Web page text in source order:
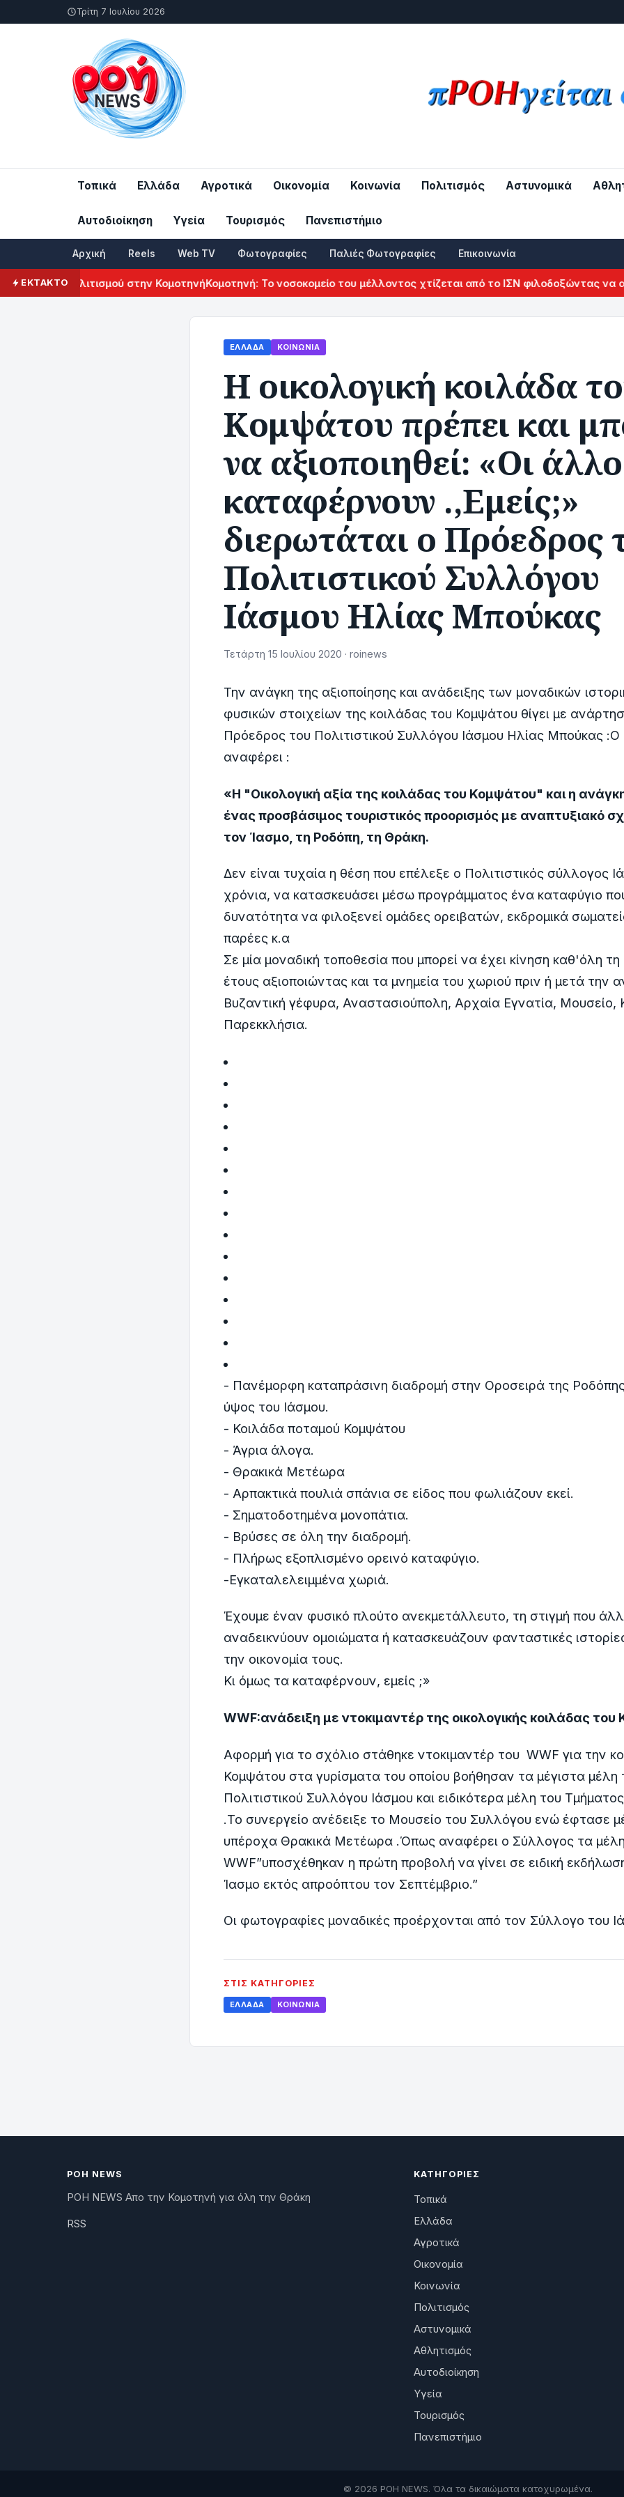
Τρίτη 7 Ιουλίου 2026
Τοπικά Ελλάδα Αγροτικά Οικονομία Κοινωνία Πολιτισμός Αστυνομικά
Αυτοδιοίκηση Υγεία Τουρισμός Πανεπιστήμιο
Αρχική Reels Web TV Φωτογραφίες Παλιές Φωτογραφίες Επικοινωνία
ΕΚΤΑΚΤΟ
Πολιτισμού στην ΚομοτηνήΚομοτηνή: Το νοσοκομείο του μέλλοντος χτίζεται από το ΙΣΝ φιλοδοξώντας να
ΕΛΛΆΔΑ ΚΟΙΝΩΝΊΑ
Η οικολογική κοιλάδα
Κομψάτου πρέπει και
να αξιοποιηθεί: «Οι
καταφέρνουν .,Εμείς;»
διερωτάται ο Πρόεδρος
Πολιτιστικού Συλλόγου
Ιάσμου Ηλίας Μπούκας
Τετάρτη 15 Ιουλίου 2020 · roinews
Την ανάγκη της αξιοποίησης και ανάδειξης των μοναδικών
φυσικών στοιχείων της κοιλάδας του Κομψάτου θίγει με
Πρόεδρος του Πολιτιστικού Συλλόγου Ιάσμου Ηλίας Μπούκας :Ο
αναφέρει :
«Η "Oικολογική αξία της κοιλάδας του Κομψάτου" και η
ένας προσβάσιμος τουριστικός προορισμός με αναπτυξιακό
τον Ίασμο, τη Ροδόπη, τη Θράκη.
Δεν είναι τυχαία η θέση που επέλεξε ο Πολιτιστικός σύλλογος
χρόνια, να κατασκευάσει μέσω προγράμματος ένα καταφύγιο
δυνατότητα να φιλοξενεί ομάδες ορειβατών, εκδρομικά
παρέες κ.α
Σε μία μοναδική τοποθεσία που μπορεί να έχει κίνηση καθ'όλη τη
έτους αξιοποιώντας και τα μνημεία του χωριού πριν ή μετά την
Βυζαντική γέφυρα, Αναστασιούπολη, Αρχαία Εγνατία, Μουσείο,
Παρεκκλήσια.
- Πανέμορφη καταπράσινη διαδρομή στην Οροσειρά της
ύψος του Ιάσμου.
- Κοιλάδα ποταμού Κομψάτου
- Άγρια άλογα.
- Θρακικά Μετέωρα
- Αρπακτικά πουλιά σπάνια σε είδος που φωλιάζουν εκεί.
- Σηματοδοτημένα μονοπάτια.
- Βρύσες σε όλη την διαδρομή.
- Πλήρως εξοπλισμένο ορεινό καταφύγιο.
-Εγκαταλελειμμένα χωριά.
Έχουμε έναν φυσικό πλούτο ανεκμετάλλευτο, τη στιγμή που
αναδεικνύουν ομοιώματα ή κατασκευάζουν φανταστικές
την οικονομία τους.
Κι όμως τα καταφέρνουν, εμείς ;»
WWF:ανάδειξη με ντοκιμαντέρ της οικολογικής κοιλάδας
Αφορμή για το σχόλιο στάθηκε ντοκιμαντέρ του WWF για την
Κομψάτου στα γυρίσματα του οποίου βοήθησαν τα μέγιστα μέλη
Πολιτιστικού Συλλόγου Ιάσμου και ειδικότερα μέλη του
.Το συνεργείο ανέδειξε το Μουσείο του Συλλόγου ενώ έφτασε
υπέροχα Θρακικά Μετέωρα .Όπως αναφέρει ο Σύλλογος τα
WWF”υποσχέθηκαν η πρώτη προβολή να γίνει σε ειδική
Ίασμο εκτός απροόπτου τον Σεπτέμβριο.”
Oι φωτογραφίες μοναδικές προέρχονται από τον Σύλλογο του
ΣΤΙΣ ΚΑΤΗΓΟΡΊΕΣ
ΕΛΛΆΔΑ ΚΟΙΝΩΝΊΑ
ΡΟΗ NEWS
ΡΟΗ NEWS Απο την Κομοτηνή για όλη την Θράκη
RSS
ΚΑΤΗΓΟΡΊΕΣ
Τοπικά
Ελλάδα
Αγροτικά
Οικονομία
Κοινωνία
Πολιτισμός
Αστυνομικά
Αθλητισμός
Αυτοδιοίκηση
Υγεία
Τουρισμός
Πανεπιστήμιο
© 2026 ΡΟΗ NEWS. Όλα τα δικαιώματα κατοχυρωμένα.